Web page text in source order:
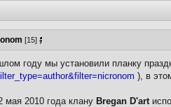
[15]
году мы установили планку
), в
мая 2010 года клану Bregan D'art